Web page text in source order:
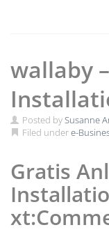
wallaby
Posted bySusanne
Filed undere-
Gratis